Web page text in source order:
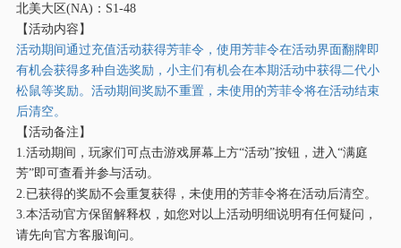
北美大区(NA)：S1-48
【活动内容】
活动期间通过充值活动获得芳菲令，使用芳菲令在活动界面翻牌即
有机会获得多种自选奖励，小主们有机会在本期活动中获得二代小
松鼠等奖励。活动期间奖励不重置，未使用的芳菲令将在活动结束
后清空。
【活动备注】
1.活动期间，玩家们可点击游戏屏幕上方“活动”按钮，进入“满庭
芳”即可查看并参与活动。
2.已获得的奖励不会重复获得，未使用的芳菲令将在活动后清空。
3.本活动官方保留解释权，如您对以上活动明细说明有任何疑问，
请先向官方客服询问。